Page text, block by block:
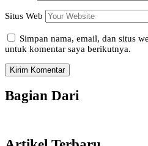
Situs Web
Simpan nama, email, dan situs
untuk komentar saya berikutnya.
Bagian Dari